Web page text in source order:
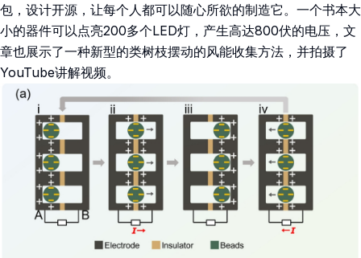
包，设计开源，让每个人都可以随心所欲的制造它。一个书本大
小的器件可以点亮200多个LED灯，产生高达800伏的电压，文
章也展示了一种新型的类树枝摆动的风能收集方法，并拍摄了
YouTube讲解视频。